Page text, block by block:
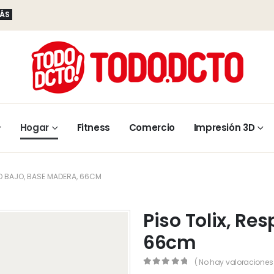
Hogar Fitness Comercio Impresión 3D
BAJO, BASE MADERA, 66CM
Piso Tolix,
66cm
( No hay